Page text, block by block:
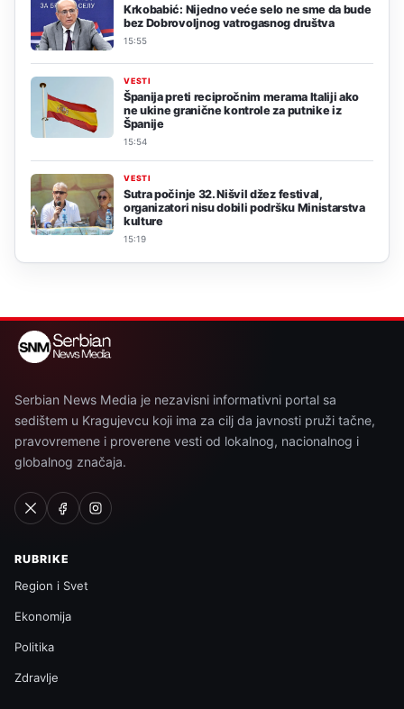
Krkobabić: Nijedno veće selo ne sme da bude
bez Dobrovoljnog vatrogasnog društva
15:55
VESTI
Španija preti recipročnim merama Italiji ako
ne ukine granične kontrole za putnike iz
Španije
15:54
VESTI
Sutra počinje 32. Nišvil džez festival,
organizatori nisu dobili podršku Ministarstva
kulture
15:19
Serbian News Media je nezavisni informativni portal sa
sedištem u Kragujevcu koji ima za cilj da javnosti pruži tačne,
pravovremene i proverene vesti od lokalnog, nacionalnog i
globalnog značaja.
RUBRIKE
Region i Svet
Ekonomija
Politika
Zdravlje